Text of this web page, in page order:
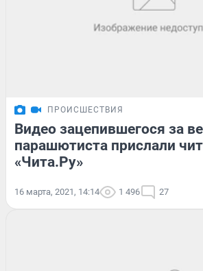
ПРОИСШЕСТВИЯ
Видео зацепившегося за
парашютиста прислали
«Чита.Ру»
16 марта, 2021, 14:14 1 496 27